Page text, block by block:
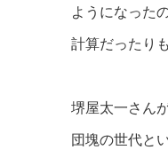
ようになった
計算だったり
堺屋太一さん
団塊の世代と